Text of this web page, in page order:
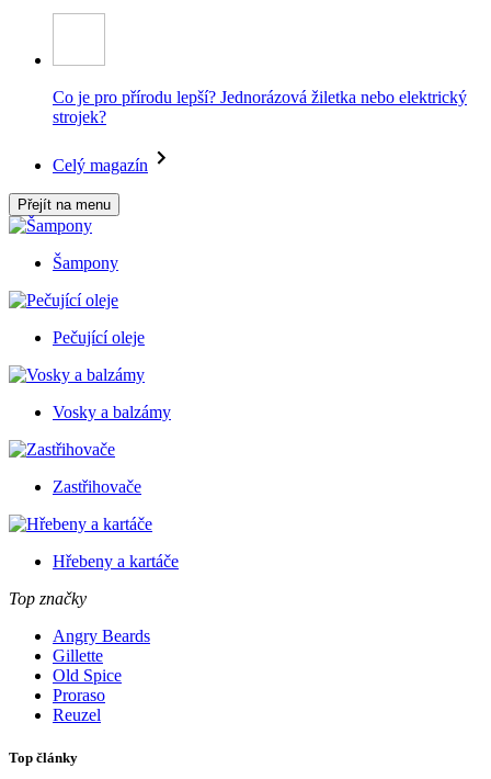
Co je pro přírodu lepší? Jednorázová žiletka nebo elektrický
strojek?
Celý magazín
Přejít na menu
Šampony
Pečující oleje
Vosky a balzámy
Zastřihovače
Hřebeny a kartáče
Top značky
Angry Beards
Gillette
Old Spice
Proraso
Reuzel
Top články